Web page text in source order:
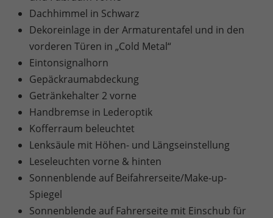
Dachhimmel in Schwarz
Dekoreinlage in der Armaturentafel und in den
vorderen Türen in „Cold Metal“
Eintonsignalhorn
Gepäckraumabdeckung
Getränkehalter 2 vorne
Handbremse in Lederoptik
Kofferraum beleuchtet
Lenksäule mit Höhen- und Längseinstellung
Leseleuchten vorne & hinten
Sonnenblende auf Beifahrerseite/Make-up-
Spiegel
Sonnenblende auf Fahrerseite mit Einschub für